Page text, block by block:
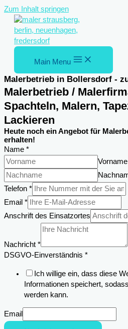
Zum Inhalt springen
Main Menu
Malerbetrieb in Bollersdorf -
Malerbetrieb /
Spachteln, Malern,
Lackieren
Heute noch ein Angebot für
erhalten!
Name *
Vorname
Telefon *
Anschrift
Telefon
Email *
Anschrift des Einsatzortes
Nachricht *
DSGVO-Einverständnis *
Ich willige ein, dass diese
Informationen speichert,
werden kann.
Email